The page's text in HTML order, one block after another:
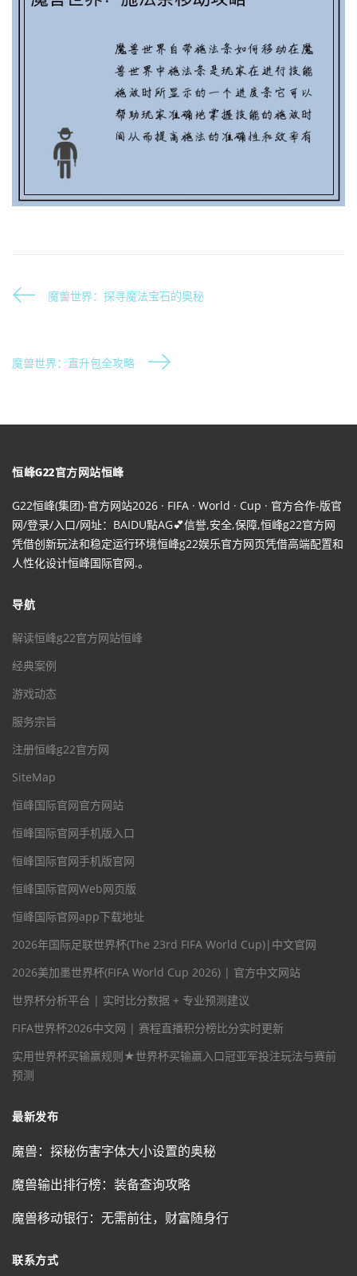
魔兽世界：探寻魔法宝石的奥秘
魔兽世界：直升包全攻略
恒峰G22官方网站恒峰
G22恒峰(集团)-官方网站2026 · FIFA · World · Cup · 官方合作-版官
网/登录/入口/网址：BAIDU點AG💕信誉,安全,保障,恒峰g22官方网
凭借创新玩法和稳定运行环境恒峰g22娱乐官方网页凭借高端配置和
人性化设计恒峰国际官网.。
导航
解读恒峰g22官方网站恒峰
经典案例
游戏动态
服务宗旨
注册恒峰g22官方网
SiteMap
恒峰国际官网官方网站
恒峰国际官网手机版入口
恒峰国际官网手机版官网
恒峰国际官网Web网页版
恒峰国际官网app下载地址
2026年国际足联世界杯(The 23rd FIFA World Cup)|中文官网
2026美加墨世界杯(FIFA World Cup 2026) | 官方中文网站
世界杯分析平台 | 实时比分数据 + 专业预测建议
FIFA世界杯2026中文网 | 赛程直播积分榜比分实时更新
实用世界杯买输赢规则★世界杯买输赢入口冠亚军投注玩法与赛前
预测
最新发布
魔兽：探秘伤害字体大小设置的奥秘
魔兽输出排行榜：装备查询攻略
魔兽移动银行：无需前往，财富随身行
联系方式